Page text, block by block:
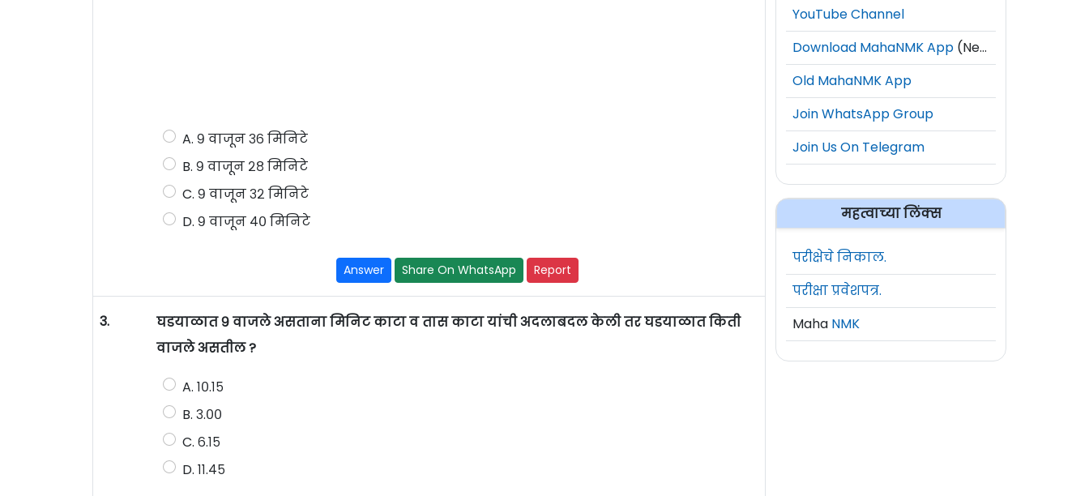
A. ९ वाजून ३६ मिनिटे
B. ९ वाजून २८ मिनिटे
C. ९ वाजून ३२ मिनिटे
D. ९ वाजून ४० मिनिटे
Answer Share On WhatsApp Report
3.
घडयाळात ९ वाजले असताना मिनिट काटा व तास काटा यांची अदलाबदल केली तर घडयाळात किती
वाजले असतील ?
A. १०.१५
B. ३.००
C. ६.१५
D. ११.४५
YouTube Channel
Download MahaNMK App (New)
Old MahaNMK App
Join WhatsApp Group
Join Us On Telegram
महत्वाच्या लिंक्स
परीक्षेचे निकाल.
परीक्षा प्रवेशपत्र.
Maha NMK